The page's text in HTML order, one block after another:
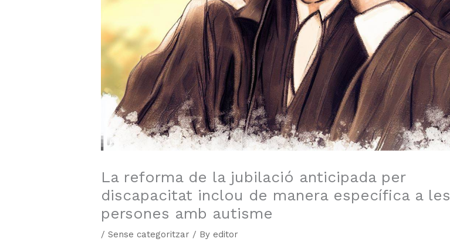
La reforma de la jubilació anticipada per
discapacitat inclou de manera específica a les
persones amb autisme
/Sense categoritzar / By editor